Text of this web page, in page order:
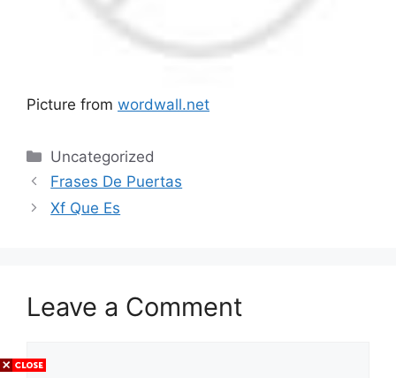
Picture from wordwall.net
Categories
Uncategorized
Frases De Puertas
Xf Que Es
Leave a Comment